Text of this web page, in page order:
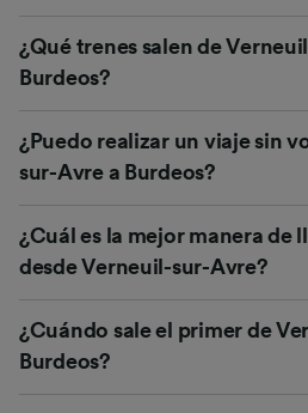
¿Qué trenes salen de
Burdeos?
¿Puedo realizar un viaje sin
sur-Avre a Burdeos?
¿Cuál es la mejor manera de
desde Verneuil-sur-Avre?
¿Cuándo sale el primer de
Burdeos?